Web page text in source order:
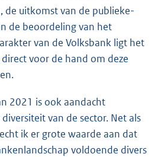
de uitkomst van de publieke-
de beoordeling van het
van de Volksbank ligt het
voor de hand om deze
2021 is ook aandacht
van de sector. Net als
ik er grote waarde aan dat
voldoende divers